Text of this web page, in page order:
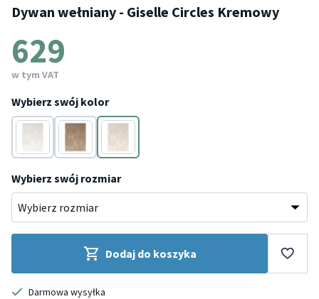
Dywan wełniany - Giselle Circles Kremowy
629
w tym VAT
Wybierz swój kolor
Biały KremowyKremowy
Wybierz swój rozmiar
Dodaj do koszyka
Darmowa wysyłka